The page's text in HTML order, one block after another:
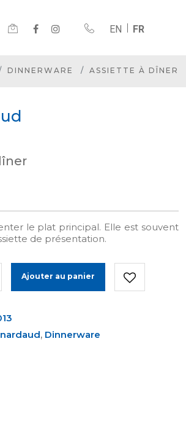
EN FR
DINNERWARE ASSIETTE À DÎNER
le plat principal. Elle est souvent
de présentation.
Ajouter au panier
, Dinnerware